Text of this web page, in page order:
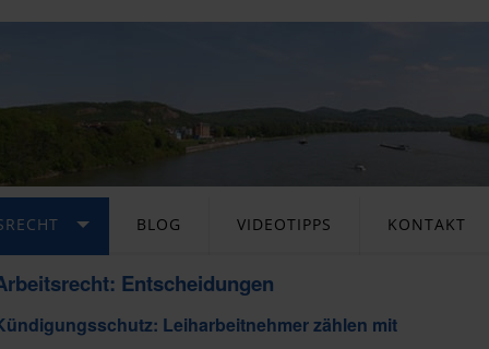
BLOG VIDEOTIPPS KONTAKT
Entscheidungen
Leiharbeitnehmer zählen mit